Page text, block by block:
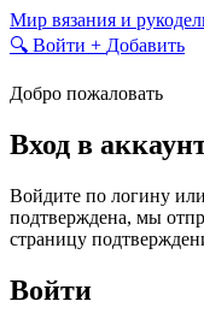
Skip
to
Мир вязания и
🔍 Войти + Добавить
Добро пожаловать
Вход в
Войдите по логину
подтверждена, мы
страницу
Войти